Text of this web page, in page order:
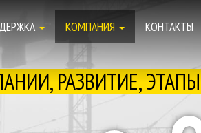
КОМПАНИЯ КОНТАКТЫ
РАЗВИТИЕ, ЭТАПЫ